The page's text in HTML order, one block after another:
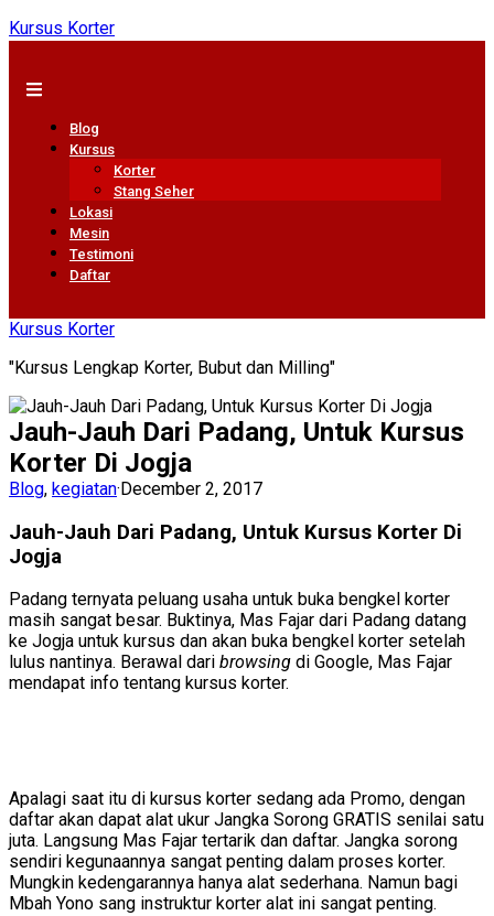
Kursus Korter
Blog
Kursus
Korter
Stang Seher
Lokasi
Mesin
Testimoni
Daftar
Kursus Korter
"Kursus Lengkap Korter, Bubut dan Milling"
Jauh-Jauh Dari Padang, Untuk Kursus
Korter Di Jogja
Blog, kegiatan·December 2, 2017
Jauh-Jauh Dari Padang, Untuk Kursus Korter Di
Jogja
Padang ternyata peluang usaha untuk buka bengkel korter
masih sangat besar. Buktinya, Mas Fajar dari Padang datang
ke Jogja untuk kursus dan akan buka bengkel korter setelah
lulus nantinya. Berawal dari browsing di Google, Mas Fajar
mendapat info tentang kursus korter.
Apalagi saat itu di kursus korter sedang ada Promo, dengan
daftar akan dapat alat ukur Jangka Sorong GRATIS senilai satu
juta. Langsung Mas Fajar tertarik dan daftar. Jangka sorong
sendiri kegunaannya sangat penting dalam proses korter.
Mungkin kedengarannya hanya alat sederhana. Namun bagi
Mbah Yono sang instruktur korter alat ini sangat penting.